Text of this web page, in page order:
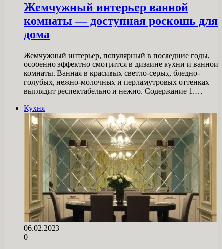
Жемчужный интерьер ванной
комнаты — доступная роскошь для
дома
Жемчужный интерьер, популярный в последние годы,
особенно эффектно смотрится в дизайне кухни и ванной
комнаты. Ванная в красивых светло-серых, бледно-
голубых, нежно-молочных и перламутровых оттенках
выглядит респектабельно и нежно. Содержание 1.…
Кухня
06.02.2023
0